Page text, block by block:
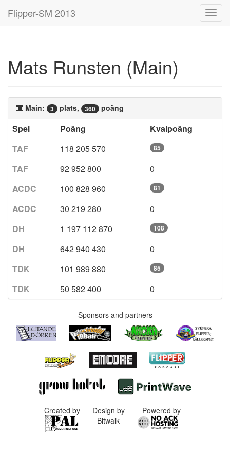
Flipper-SM 2013
Mats Runsten (Main)
Main: 3 plats, 360 poäng
Spel Poäng
Kvalpoäng
TAF
118 205 570 85
TAF 92 952 800
0
ACDC
100 828 960 81
ACDC 30 219 280
0
DH
1 197 112 870 108
DH 642 940 430
0
TDK
101 989 880 85
TDK 50 582 400 0
Sponsors and partners
Created by
Design by
Bitwalk
Powered by